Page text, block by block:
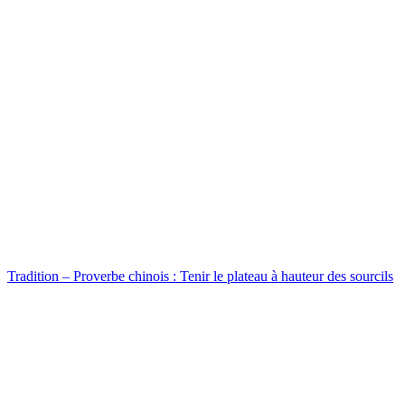
Tradition – Proverbe chinois : Tenir le plateau à hauteur des sourcils